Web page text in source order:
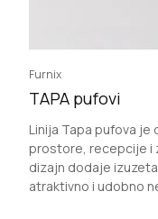
Furnix
TAPA pufovi
Linija Tapa pufova je
prostore, recepcije i
dizajn dodaje
atraktivno i udobno